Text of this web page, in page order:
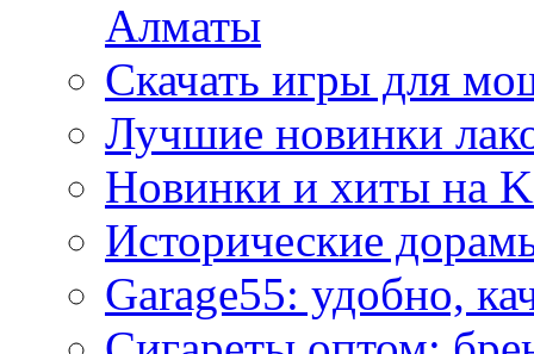
Алматы
Скачать игры для
Лучшие новинки
Новинки и хиты на
Исторические
Garage55: удобно,